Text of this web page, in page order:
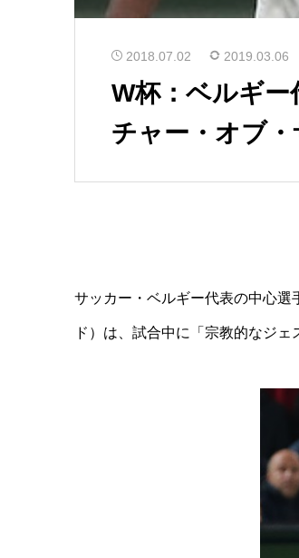
2018.07.02 2019.03.06
W杯：ベルギ
チャー・オブ
サッカー・ベルギー代表の中心選
ド）は、試合中に「宗教的なジェ